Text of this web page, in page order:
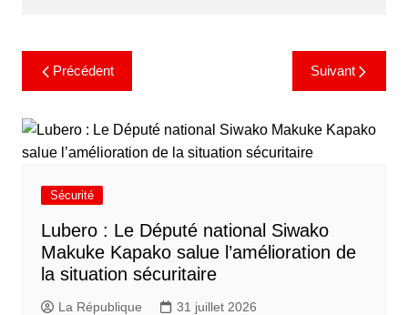
Précédent Suivant
Sécurité
Lubero : Le Député national Siwako
Makuke Kapako salue l’amélioration de
la situation sécuritaire
La République 31 juillet 2026